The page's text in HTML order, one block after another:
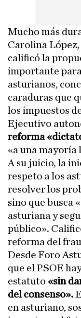
Mucho más
Carolina
calificó la
importante
asturianos,
caraduras que
los impuestos
Ejecutivo
reforma
«a una mayoría
A su juicio, la
respeto a los
resolver los
sino que busca
asturiana y
público».
reforma del
Desde Foro
que el PSOE
estatuto «sin
del consenso».
en asturiano,